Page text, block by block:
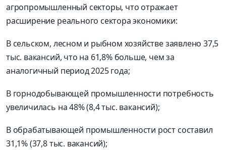
агропромышленный секторы, что отражает
расширение реального сектора экономики:
В сельском, лесном и рыбном хозяйстве заявлено 37,5
тыс. вакансий, что на 61,8% больше, чем за
аналогичный период 2025 года;
В горнодобывающей промышленности потребность
увеличилась на 48% (8,4 тыс. вакансий);
В обрабатывающей промышленности рост составил
31,1% (37,8 тыс. вакансий);